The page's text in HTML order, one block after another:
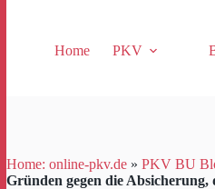
Home PKV
Home: online-pkv.de » PKV BU
Gründen gegen die Absicherung,